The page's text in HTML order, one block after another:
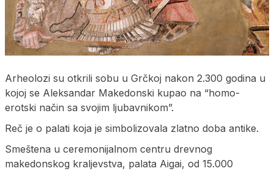
Arheolozi su otkrili sobu u Grčkoj nakon 2.300 godina u
kojoj se Aleksandar Makedonski kupao na “homo-
erotski način sa svojim ljubavnikom”.
Reč je o palati koja je simbolizovala zlatno doba antike.
Smeštena u ceremonijalnom centru drevnog
makedonskog kraljevstva, palata Aigai, od 15.000